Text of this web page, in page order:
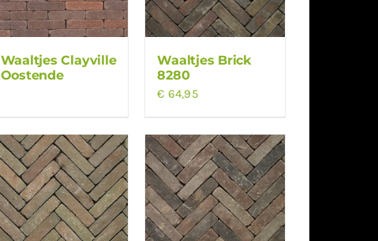
Waaltjes Clayville
Oostende
Waaltjes Brick
8280
€ 64,95